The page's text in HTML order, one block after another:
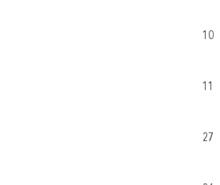
10
11
27